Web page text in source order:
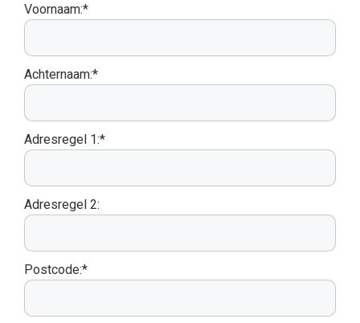
Voornaam:*
Achternaam:*
Adresregel 1:*
Adresregel 2:
Postcode:*